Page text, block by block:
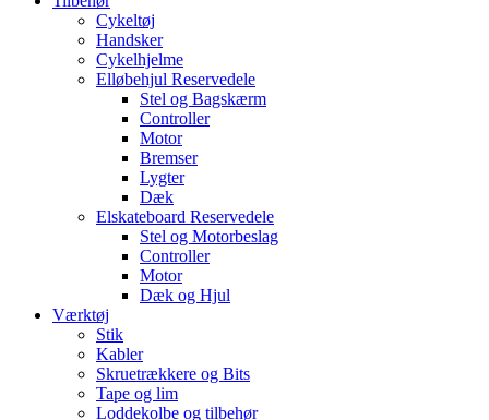
Cykeltøj
Handsker
Cykelhjelme
Elløbehjul Reservedele
Stel og Bagskærm
Controller
Motor
Bremser
Lygter
Dæk
Elskateboard Reservedele
Stel og Motorbeslag
Controller
Motor
Dæk og Hjul
Værktøj
Stik
Kabler
Skruetrækkere og Bits
Tape og lim
Loddekolbe og tilbehør